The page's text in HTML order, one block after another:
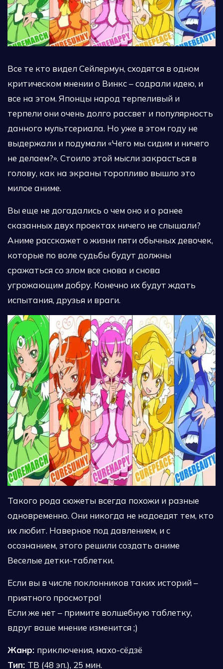
Все те кто видел Сейлермун, сходятся в одном
критическом мнении о Винкс – содрали идею, и
все на этом. Японцы народ терпеливый и
терпели они очень долго рассвет и популярность
данного мультсериала. Но уже в этом году не
выдержали и подумали «Чего мы сидим и ничего
не делаем?». Стоило этой мысли закрасться в
голову, как на экраны торопливо вышло это
милое аниме.
Вы еще не догадались о чем оно и о ранее
сказанных двух проектах ничего не слышали?
Аниме расскажет о жизни пяти обычных девочек,
которые по воле судьбы будут должны
сражаться со злом все снова и снова
угрожающим добру. Конечно их будут ждать
испытания, друзья и враги.
Такого рода сюжеты всегда похожи и разные
одновременно. Они никогда не надоедят тем, кто
их любит. Наверное под давлением, и с
осознанием, этого решили создать аниме
Веселые детки-таблетки.
Если вы в числе поклонников таких историй –
приятного просмотра!
Если же нет – примите волшебную таблетку,
вдруг ваше мнение изменится ;)
Жанр: приключения, махо-сёдзё
Тип: ТВ (48 эп.), 25 мин.